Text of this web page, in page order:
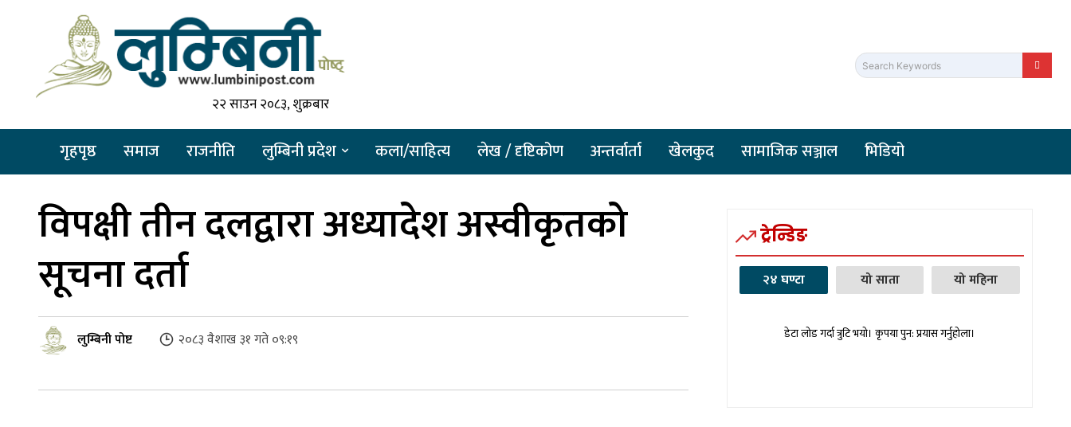
२२ साउन २०८३, शुक्रबार
Search Keywords
गृहपृष्ठ समाज राजनीति लुम्बिनी प्रदेश कला/साहित्य लेख / दृष्टिकोण अन्तर्वार्ता खेलकुद सामाजिक सञ्जाल भिडियो
विपक्षी तीन दलद्वारा अध्यादेश अस्वीकृतको
सूचना दर्ता
लुम्बिनी पोष्ट २०८३ वैशाख ३१ गते ०९:१९
ट्रेन्डिङ
२४ घण्टा यो साता यो महिना
डेटा लोड गर्दा त्रुटि भयो। कृपया पुन: प्रयास गर्नुहोला।